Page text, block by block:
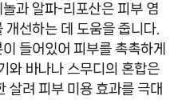
과 알파-리포산은 피부 염
선하는 데 도움을 줍니다.
들어있어 피부를 촉촉하게
와 바나나 스무디의 혼합은
살려 피부 미용 효과를 극대